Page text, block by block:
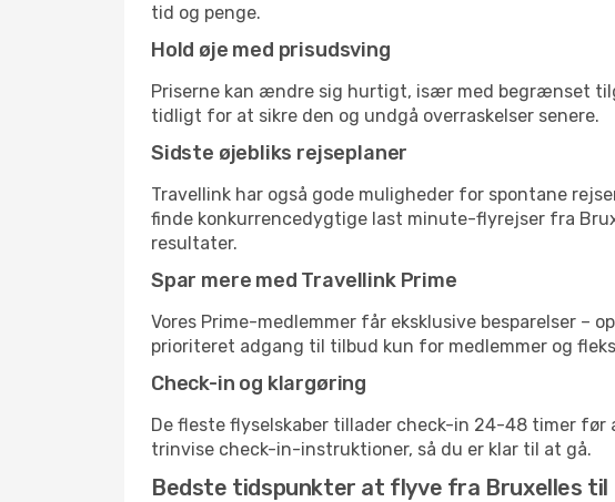
tid og penge.
Hold øje med prisudsving
Priserne kan ændre sig hurtigt, især med begrænset
tidligt for at sikre den og undgå overraskelser senere.
Sidste øjebliks rejseplaner
Travellink har også gode muligheder for spontane
finde konkurrencedygtige last minute-flyrejser fra
resultater.
Spar mere med Travellink Prime
Vores Prime-medlemmer får eksklusive besparelser –
prioriteret adgang til tilbud kun for medlemmer og
Check-in og klargøring
De fleste flyselskaber tillader check-in 24-48 timer før
trinvise check-in-instruktioner, så du er klar til at gå.
Bedste tidspunkter at flyve fra Bruxelles til